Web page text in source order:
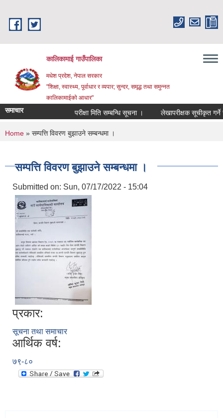
कालिकामाई गाउँपालिका
मधेश प्रदेश, नेपाल सरकार
"शिक्षा, स्वास्थ्य, पूर्वाधार र व्यपार; सुन्दर, समृद्ध तथा समुन्नत
कालिकामाईको आधार"
समाचार परीक्षा मिति सम्बन्धि सूचना । लेखापरीक्षक सूचीकृत गर्ने
You are here
Home » सम्पत्ति विवरण बुझाउने सम्बन्धमा ।
सम्पत्ति विवरण बुझाउने सम्बन्धमा ।
Submitted on: Sun, 07/17/2022 - 15:04
प्रकार:
सूचना तथा समाचार
आर्थिक वर्ष:
७९-८०